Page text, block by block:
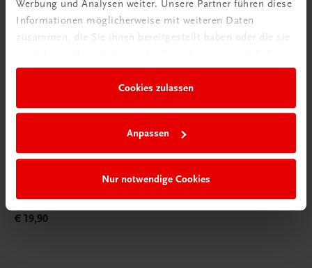
Werbung und Analysen weiter. Unsere Partner führen diese
Informationen möglicherweise mit weiteren Daten
zusammen, die Sie ihnen bereitgestellt haben oder die sie
Cookies zulassen
Anpassen
Nur notwendige Cookies
Bildung
Das St. Galler Management-Modell
Ganzheitliches unternehmerisches Denken
€ 19,90